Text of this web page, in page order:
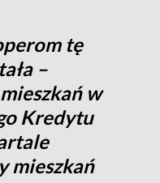
tę
–
w
Kredytu
mieszkań